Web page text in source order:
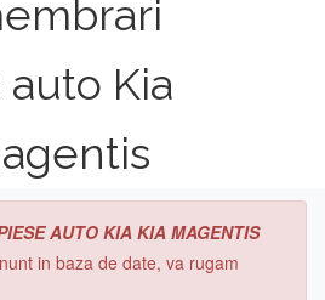
auto Kia
AUTO KIA KIA MAGENTIS
in baza de date, va rugam